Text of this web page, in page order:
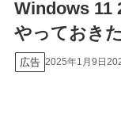
Windows 11
やっておき
広告 2025年1月9日